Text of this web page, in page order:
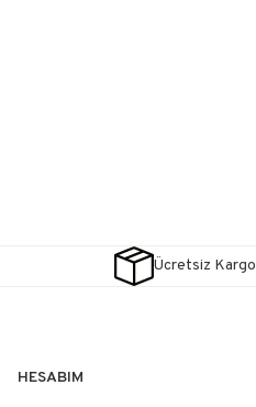
Ücretsiz Kargo
HESABIM